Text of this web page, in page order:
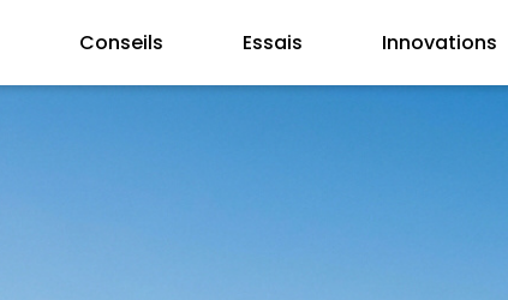
Conseils Essais Innovations